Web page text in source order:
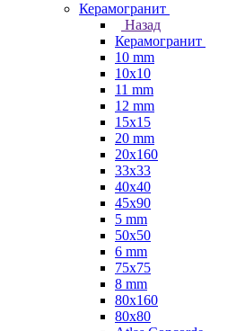
Керамогранит
Назад
Керамогранит
10 mm
10x10
11 mm
12 mm
15x15
20 mm
20х160
33x33
40х40
45x90
5 mm
50x50
6 mm
75х75
8 mm
80x160
80x80